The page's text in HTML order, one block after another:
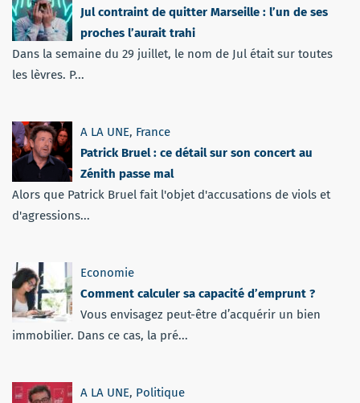
Jul contraint de quitter Marseille : l’un de ses
proches l’aurait trahi
Dans la semaine du 29 juillet, le nom de Jul était sur toutes
les lèvres. P...
A LA UNE, France
Patrick Bruel : ce détail sur son concert au
Zénith passe mal
Alors que Patrick Bruel fait l'objet d'accusations de viols et
d'agressions...
Economie
Comment calculer sa capacité d’emprunt ?
Vous envisagez peut-être d’acquérir un bien
immobilier. Dans ce cas, la pré...
A LA UNE, Politique